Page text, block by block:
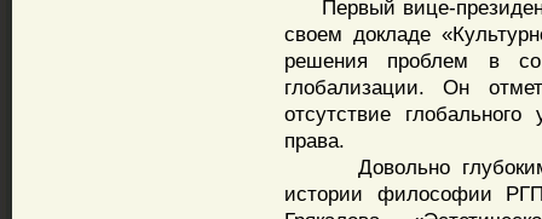
Первый вице-
своем докладе
решения проблем в
глобализации. Он
отсутствие
права.
Довольно глубоким
истории философии